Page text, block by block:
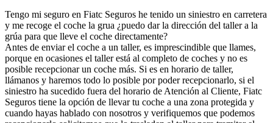
Tengo mi seguro en Fiatc Seguros he tenido un siniestro en carretera
y me recoge el coche la grua ¿puedo dar la dirección del taller a la
grúa para que lleve el coche directamente?
Antes de enviar el coche a un taller, es imprescindible que llames,
porque en ocasiones el taller está al completo de coches y no es
posible recepcionar un coche más. Si es en horario de taller,
llámanos y haremos todo lo posible por poder recepcionarlo, si el
siniestro ha sucedido fuera del horario de Atención al Cliente, Fiatc
Seguros tiene la opción de llevar tu coche a una zona protegida y
cuando hayas hablado con nosotros y verifiquemos que podemos